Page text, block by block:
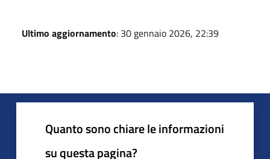
Ultimo aggiornamento: 30 gennaio 2026, 22:39
Quanto sono chiare le informazioni
su questa pagina?